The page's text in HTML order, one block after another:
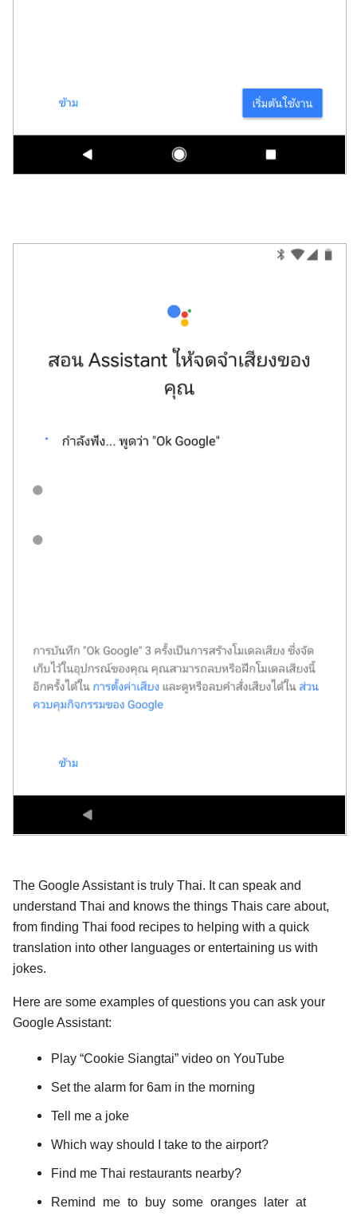
The Google Assistant is truly Thai. It can speak and
understand Thai and knows the things Thais care about,
from finding Thai food recipes to helping with a quick
translation into other languages or entertaining us with
jokes.
Here are some examples of questions you can ask your
Google Assistant:
Play “Cookie Siangtai” video on YouTube
Set the alarm for 6am in the morning
Tell me a joke
Which way should I take to the airport?
Find me Thai restaurants nearby?
Remind me to buy some oranges later at